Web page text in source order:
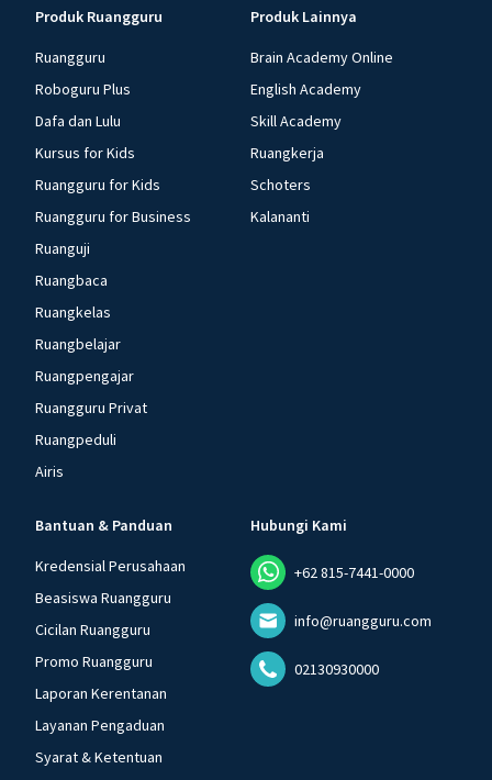
Produk Ruangguru
Ruangguru
Roboguru Plus
Dafa dan Lulu
Kursus for Kids
Ruangguru for Kids
Ruangguru for Business
Ruanguji
Ruangbaca
Ruangkelas
Ruangbelajar
Ruangpengajar
Ruangguru Privat
Ruangpeduli
Airis
Produk Lainnya
Brain Academy Online
English Academy
Skill Academy
Ruangkerja
Schoters
Kalananti
Bantuan & Panduan
Kredensial Perusahaan
Beasiswa Ruangguru
Cicilan Ruangguru
Promo Ruangguru
Laporan Kerentanan
Layanan Pengaduan
Syarat & Ketentuan
Hubungi Kami
+62 815-7441-0000
info@ruangguru.com
02130930000